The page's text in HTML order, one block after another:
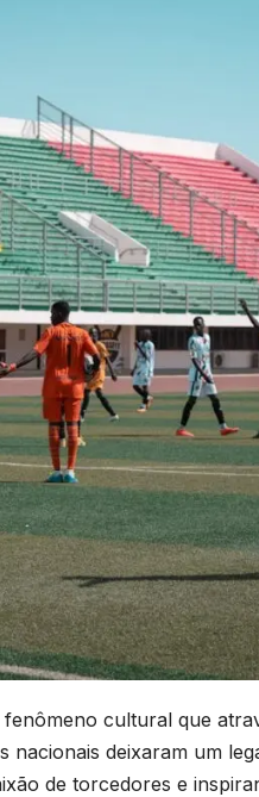
cultural que
nacionais deixaram um
de torcedores e